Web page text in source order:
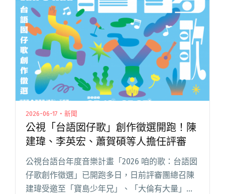
WEIGHT》閱讀全文 "R.fu發行首張母語饒舌專輯
《扛 THE WEIGHT》 阿爆、Makav真愛、 Arase
阿拉斯助陣"
2026-06-17・新聞
公視「台語囡仔歌」創作徵選開跑！陳
建瑋、李英宏、蕭賀碩等人擔任評審
公視台語台年度音樂計畫「2026 咱的歌：台語囡
仔歌創作徵選」已開跑多日，日前評審團總召陳
建瑋受邀至「寶島少年兄」、「大倫有大量」等